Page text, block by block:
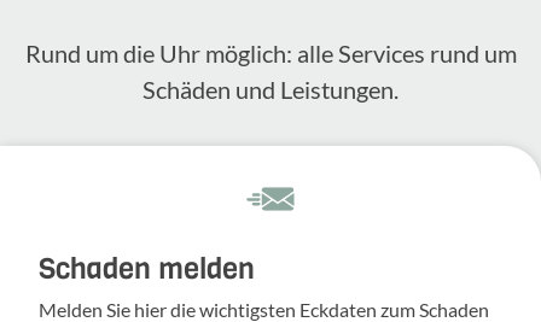
Rund um die Uhr möglich: alle Services rund um
Schäden und Leis­tungen.
Schaden melden
Melden Sie hier die wich­tigsten Eckdaten zum Schaden